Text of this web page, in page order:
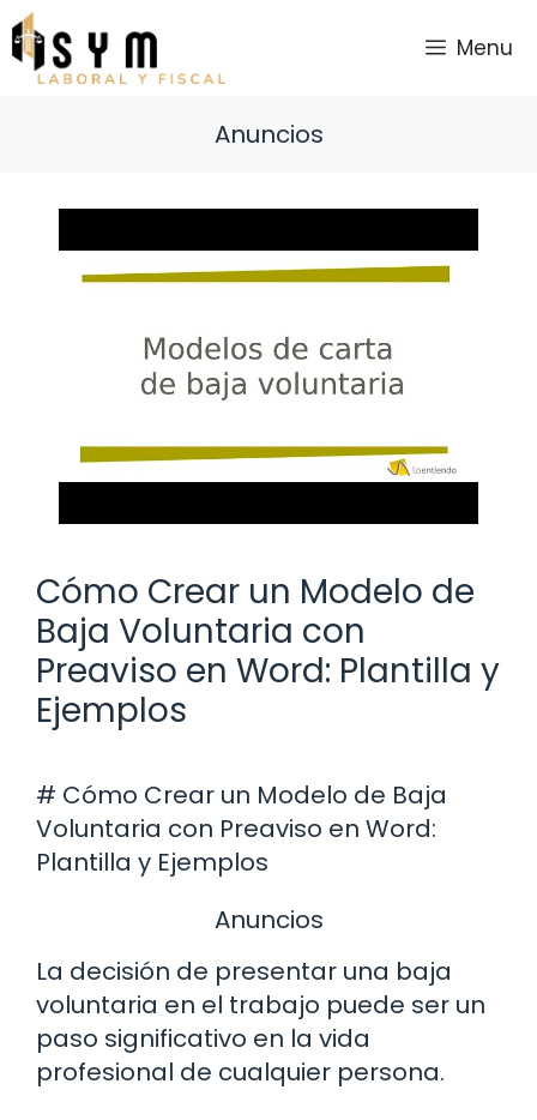
Saltar
al
contenido
Menu
Anuncios
Cómo Crear un Modelo de
Baja Voluntaria con
Preaviso en Word: Plantilla y
Ejemplos
# Cómo Crear un Modelo de Baja
Voluntaria con Preaviso en Word:
Plantilla y Ejemplos
Anuncios
La decisión de presentar una baja
voluntaria en el trabajo puede ser un
paso significativo en la vida
profesional de cualquier persona.